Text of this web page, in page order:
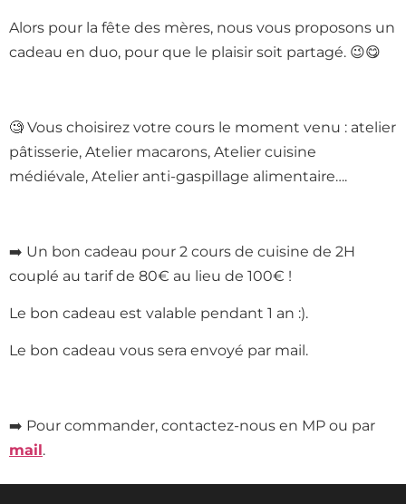
Alors pour la fête des mères, nous vous proposons un
cadeau en duo, pour que le plaisir soit partagé. 😉😋
🧐 Vous choisirez votre cours le moment venu : atelier
pâtisserie, Atelier macarons, Atelier cuisine
médiévale, Atelier anti-gaspillage alimentaire….
➡️ Un bon cadeau pour 2 cours de cuisine de 2H
couplé au tarif de 80€ au lieu de 100€ !
Le bon cadeau est valable pendant 1 an :).
Le bon cadeau vous sera envoyé par mail.
➡️ Pour commander, contactez-nous en MP ou par
mail.